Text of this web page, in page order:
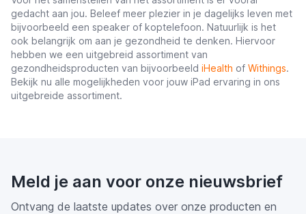
gedacht aan jou. Beleef meer plezier in je dagelijks leven met
bijvoorbeeld een speaker of koptelefoon. Natuurlijk is het
ook belangrijk om aan je gezondheid te denken. Hiervoor
hebben we een uitgebreid assortiment van
gezondheidsproducten van bijvoorbeeld iHealth of Withings.
Bekijk nu alle mogelijkheden voor jouw iPad ervaring in ons
uitgebreide assortiment.
Meld je aan voor onze nieuwsbrief
Ontvang de laatste updates over onze producten en